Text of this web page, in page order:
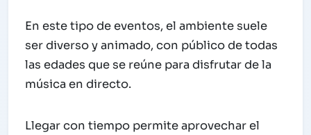
En este tipo de eventos, el ambiente suele
ser diverso y animado, con público de todas
las edades que se reúne para disfrutar de la
música en directo.
Llegar con tiempo permite aprovechar el